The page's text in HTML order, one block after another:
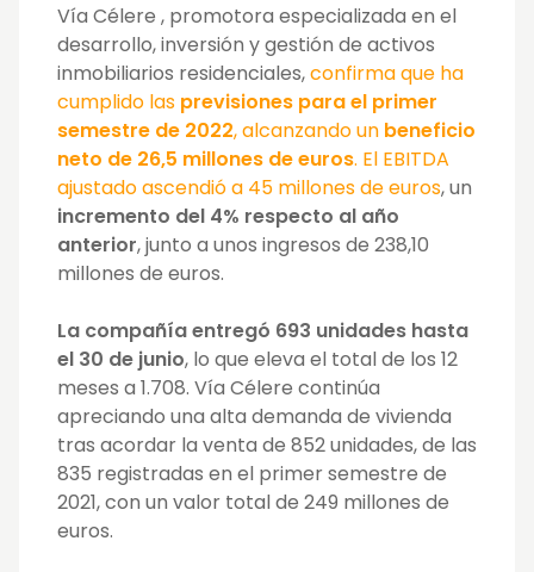
Vía Célere , promotora especializada en el
desarrollo, inversión y gestión de activos
inmobiliarios residenciales,confirma que ha
cumplido las previsiones para el primer
semestre de 2022, alcanzando un beneficio
neto de 26,5 millones de euros. El EBITDA
ajustado ascendió a 45 millones de euros, un
incremento del 4% respecto al año
anterior, junto a unos ingresos de 238,10
millones de euros.
La compañía entregó 693 unidades hasta
el 30 de junio, lo que eleva el total de los 12
meses a 1.708. Vía Célere continúa
apreciando una alta demanda de vivienda
tras acordar la venta de 852 unidades, de las
835 registradas en el primer semestre de
2021, con un valor total de 249 millones de
euros.